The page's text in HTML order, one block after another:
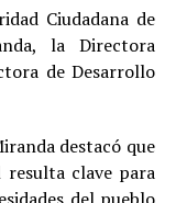
Ciudadana de
la Directora
de Desarrollo
destacó que
clave para